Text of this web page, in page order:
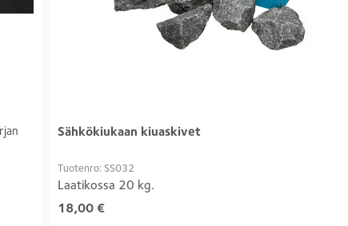
Sähkökiukaan kiuaskivet
Tuotenro: SS032
Laatikossa 20 kg.
18,00 €